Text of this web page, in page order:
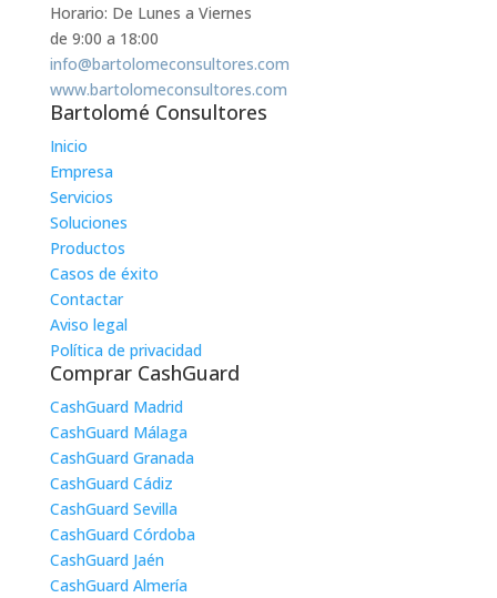
Horario: De Lunes a Viernes
de 9:00 a 18:00
info@bartolomeconsultores.com
www.bartolomeconsultores.com
Bartolomé Consultores
Inicio
Empresa
Servicios
Soluciones
Productos
Casos de éxito
Contactar
Aviso legal
Política de privacidad
Comprar CashGuard
CashGuard Madrid
CashGuard Málaga
CashGuard Granada
CashGuard Cádiz
CashGuard Sevilla
CashGuard Córdoba
CashGuard Jaén
CashGuard Almería